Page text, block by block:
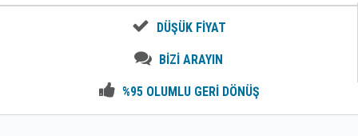
DÜŞÜK FİYAT
BİZİ ARAYIN
%95 OLUMLU GERİ DÖNÜŞ